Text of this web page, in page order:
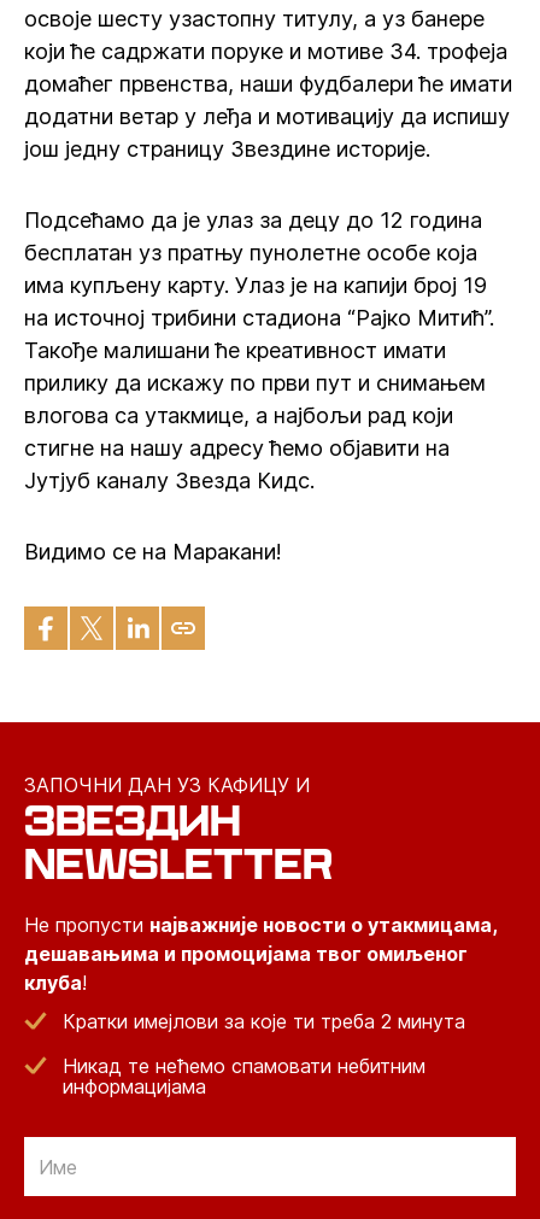
освоје шесту узастопну титулу, а уз банере
који ће садржати поруке и мотиве 34. трофеја
домаћег првенства, наши фудбалери ће имати
додатни ветар у леђа и мотивацију да испишу
још једну страницу Звездине историје.
Подсећамо да је улаз за децу до 12 година
бесплатан уз пратњу пунолетне особе која
има купљену карту. Улаз је на капији број 19
на источној трибини стадиона “Рајко Митић”.
Такође малишани ће креативност имати
прилику да искажу по први пут и снимањем
влогова са утакмице, а најбољи рад који
стигне на нашу адресу ћемо објавити на
Јутјуб каналу Звезда Кидс.
Видимо се на Маракани!
ЗАПОЧНИ ДАН УЗ КАФИЦУ И
ЗВЕЗДИН
NEWSLETTER
Не пропусти најважније новости о утакмицама,
дешавањима и промоцијама твог омиљеног
клуба!
Кратки имејлови за које ти треба 2 минута
Никад те нећемо спамовати небитним
информацијама